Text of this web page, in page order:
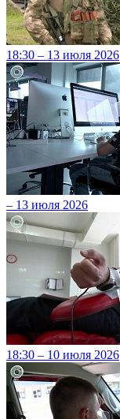
18:30 – 13 июля 2026
– 13 июля 2026
18:30 – 10 июля 2026